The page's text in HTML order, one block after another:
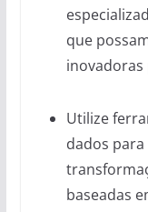
que
inovadoras
Utilize
dados
baseadas